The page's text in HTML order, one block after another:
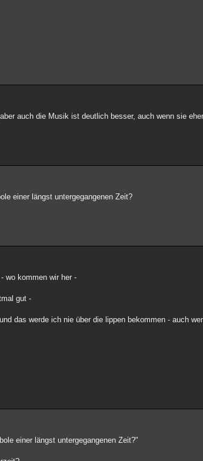
auch die Musik ist deutlich besser, auch wenn sie
einer längst untergegangenen Zeit?
wo kommen wir her -
gut -
das werde ich nie über die lippen bekommen - auch
einer längst untergegangenen Zeit?"